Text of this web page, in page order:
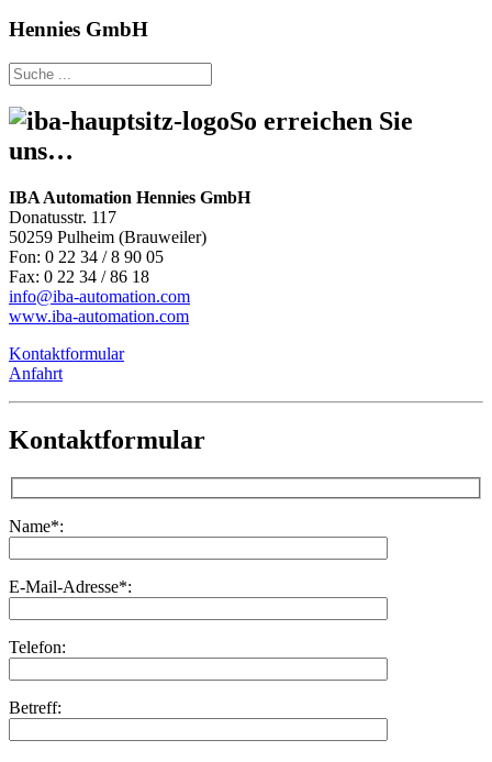
Hennies GmbH
Suchen
nach:
So erreichen Sie
uns…
IBA Automation Hennies GmbH
Donatusstr. 117
50259 Pulheim (Brauweiler)
Fon: 0 22 34 / 8 90 05
Fax: 0 22 34 / 86 18
info@iba-automation.com
www.iba-automation.com
Kontaktformular
Anfahrt
Kontaktformular
Name*:
E-Mail-Adresse*:
Telefon:
Betreff: